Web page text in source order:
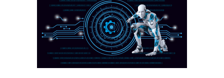
CTO - Prilagodite svoju toplinsku
obradu!
Razvoj asortimanskog pravca MINI-
PLC AKYTEC
AUKOM: Svetski standard metrologije
dostupan u Srbiji